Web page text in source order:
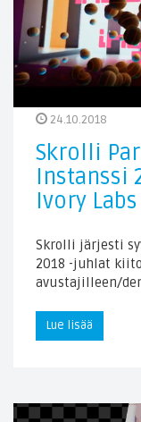
24.10.2018
Skrolli
Instanssi
Ivory Labs
Skrolli järjesti
2018 -juhlat
avustajilleen/
Lue lisää